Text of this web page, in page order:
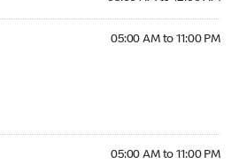
05:00 AM to 11:00 PM
05:00 AM to 11:00 PM